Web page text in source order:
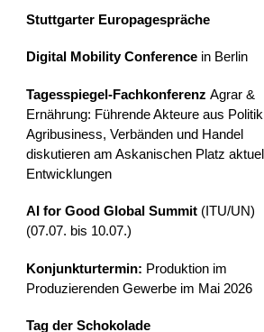
Stuttgarter Europagespräche
Digital Mobility Conference in Berlin
Tagesspiegel-FachkonferenzAgrar &
Ernährung: Führende Akteure aus
Agribusiness, Verbänden und Handel
diskutieren am Askanischen Platz
Entwicklungen
AI for Good Global Summit (ITU/UN)
(07.07. bis 10.07.)
Konjunkturtermin: Produktion im
Produzierenden Gewerbe im Mai 2026
Tag der Schokolade